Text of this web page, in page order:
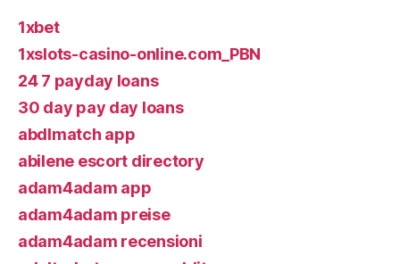
1xbet
1xslots-casino-online.com_PBN
24 7 payday loans
30 day pay day loans
abdlmatch app
abilene escort directory
adam4adam app
adam4adam preise
adam4adam recensioni